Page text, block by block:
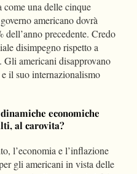
come una delle cinque
americano dovrà
precedente. Credo
disimpegno rispetto a
Gli americani disapprovano
il suo internazionalismo
economiche
al carovita?
l’economia e l’inflazione
gli americani in vista delle